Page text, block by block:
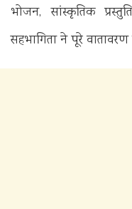
भोजन, सांस्कृतिक
सहभागिता ने पूरे